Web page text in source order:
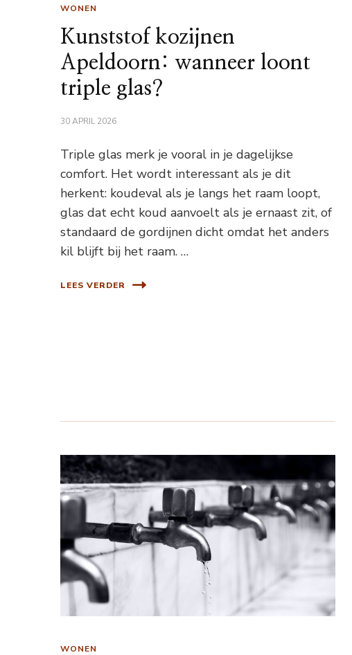
WONEN
Kunststof kozijnen
Apeldoorn: wanneer loont
triple glas?
30 APRIL 2026
Triple glas merk je vooral in je dagelijkse
comfort. Het wordt interessant als je dit
herkent: koudeval als je langs het raam loopt,
glas dat echt koud aanvoelt als je ernaast zit, of
standaard de gordijnen dicht omdat het anders
kil blijft bij het raam. …
LEES VERDER
WONEN